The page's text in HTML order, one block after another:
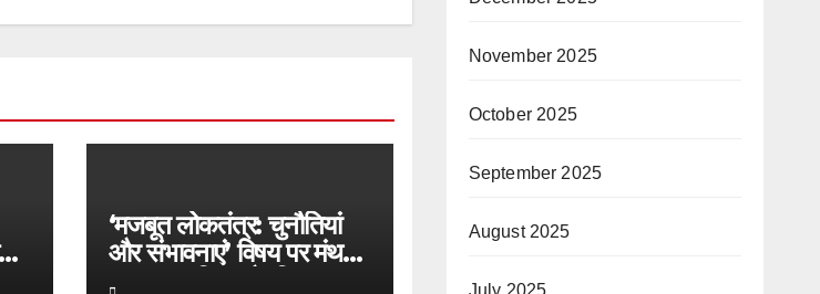
‘मजबूत लोकतंत्र: चुनौतियां
और संभावनाएं’ विषय पर मंथन,
प्रबुद्ध नागरिक और विचारक हुए
November 2025
October 2025
September 2025
August 2025
July 2025